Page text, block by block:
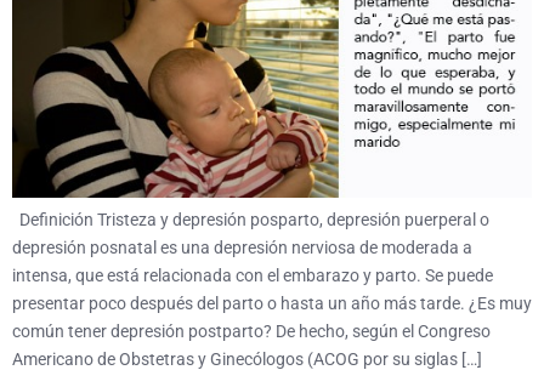
Definición Tristeza y depresión posparto, depresión puerperal o
depresión posnatal es una depresión nerviosa de moderada a
intensa, que está relacionada con el embarazo y parto. Se puede
presentar poco después del parto o hasta un año más tarde. ¿Es muy
común tener depresión postparto? De hecho, según el Congreso
Americano de Obstetras y Ginecólogos (ACOG por su siglas […]